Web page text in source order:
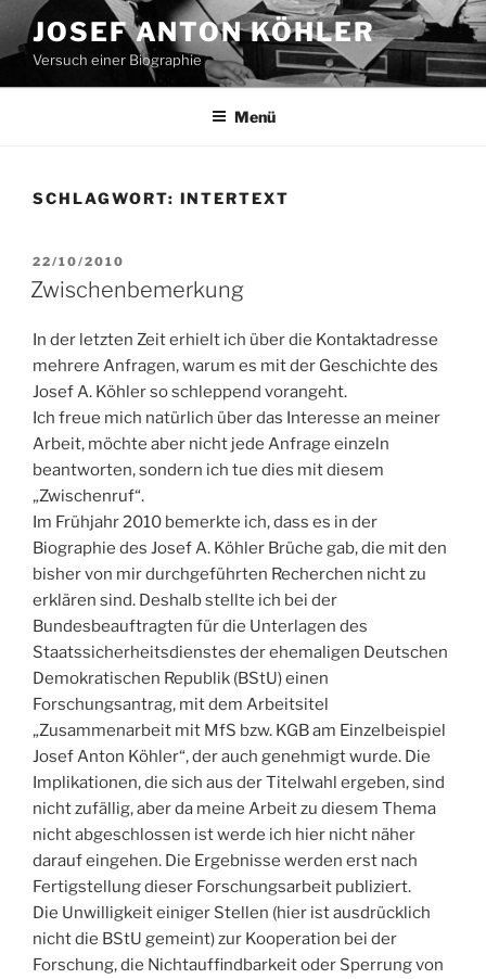
Inhalt
springen
JOSEF ANTON KÖHLER
Versuch einer Biographie
Menü
SCHLAGWORT: INTERTEXT
VERÖFFENTLICHT
AM
22/10/2010
Zwischenbemerkung
In der letzten Zeit erhielt ich über die Kontaktadresse
mehrere Anfragen, warum es mit der Geschichte des
Josef A. Köhler so schleppend vorangeht.
Ich freue mich natürlich über das Interesse an meiner
Arbeit, möchte aber nicht jede Anfrage einzeln
beantworten, sondern ich tue dies mit diesem
„Zwischenruf“.
Im Frühjahr 2010 bemerkte ich, dass es in der
Biographie des Josef A. Köhler Brüche gab, die mit den
bisher von mir durchgeführten Recherchen nicht zu
erklären sind. Deshalb stellte ich bei der
Bundesbeauftragten für die Unterlagen des
Staatssicherheitsdienstes der ehemaligen Deutschen
Demokratischen Republik (BStU) einen
Forschungsantrag, mit dem Arbeitsitel
„Zusammenarbeit mit MfS bzw. KGB am Einzelbeispiel
Josef Anton Köhler“, der auch genehmigt wurde. Die
Implikationen, die sich aus der Titelwahl ergeben, sind
nicht zufällig, aber da meine Arbeit zu diesem Thema
nicht abgeschlossen ist werde ich hier nicht näher
darauf eingehen. Die Ergebnisse werden erst nach
Fertigstellung dieser Forschungsarbeit publiziert.
Die Unwilligkeit einiger Stellen (hier ist ausdrücklich
nicht die BStU gemeint) zur Kooperation bei der
Forschung, die Nichtauffindbarkeit oder Sperrung von